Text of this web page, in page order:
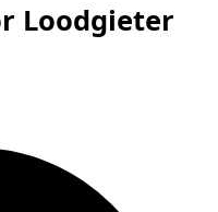
Loodgieter